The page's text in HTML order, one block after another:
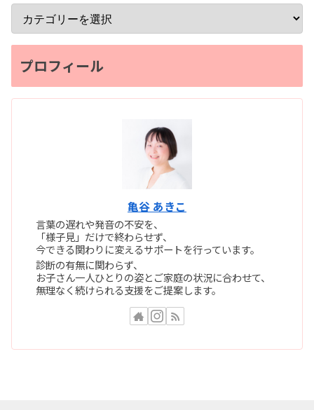
プロフィール
亀谷 あきこ
言葉の遅れや発音の不安を、
「様子見」だけで終わらせず、
今できる関わりに変えるサポートを行っています。
診断の有無に関わらず、
お子さん一人ひとりの姿とご家庭の状況に合わせて、
無理なく続けられる支援をご提案します。